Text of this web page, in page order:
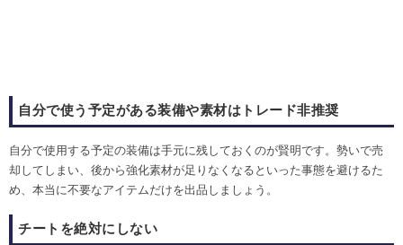
自分で使う予定がある装備や素材はトレード非推奨
自分で使用する予定の装備は手元に残しておくのが賢明です。勢いで売
却してしまい、後から強化素材が足りなくなるといった事態を避けるた
め、本当に不要なアイテムだけを出品しましょう。
チートを絶対にしない